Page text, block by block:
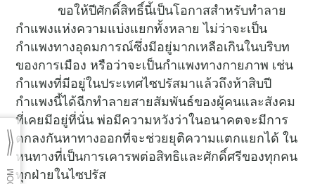
ขอให้ปีศักดิ์สิทธิ์นี้เป็นโอกาสสำหรับทำลาย
กำแพงแห่งความแบ่งแยกทั้งหลาย ไม่ว่าจะเป็น
กำแพงทางอุดมการณ์ซึ่งมีอยู่มากเหลือเกินในบริบท
ของการเมือง หรือว่าจะเป็นกำแพงทางกายภาพ เช่น
กำแพงที่มีอยู่ในประเทศไซปรัสมาแล้วถึงห้าสิบปี
กำแพงนี้ได้ฉีกทำลายสายสัมพันธ์ของผู้คนและสังคม
ที่เคยมีอยู่ที่นั่น พ่อมีความหวังว่าในอนาคตจะมีการ
ตกลงกันหาทางออกที่จะช่วยยุติความแตกแยกได้ ใน
หนทางที่เป็นการเคารพต่อสิทธิและศักดิ์ศรีของทุกคน
ทุกฝ่ายในไซปรัส